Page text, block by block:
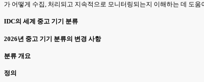
가 어떻게 수집, 처리되고 지속적으로 모니터링되는지 이해하는 데 도
IDC의 세계 중고 기기 분류
2026년 중고 기기 분류의 변경 사항
분류 개요
정의